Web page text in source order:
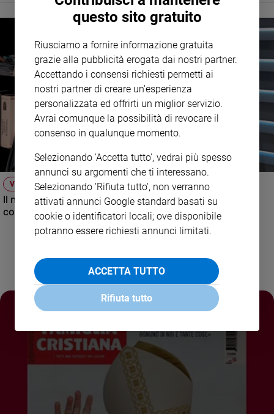
siamo
Contatti
Registrati
Redazione
VIDEO
Il nuovo numero di Famiglia Cristiana raccontato dal
condirettore.
questo sito gratuito
Riusciamo a fornire informazione gratuita
grazie alla pubblicità erogata dai nostri partner.
Accettando i consensi richiesti permetti ai
nostri partner di creare un'esperienza
personalizzata ed offrirti un miglior servizio.
Avrai comunque la possibilità di revocare il
consenso in qualunque momento.
Selezionando 'Accetta tutto', vedrai più spesso
annunci su argomenti che ti interessano.
Selezionando 'Rifiuta tutto', non verranno
attivati annunci Google standard basati su
cookie o identificatori locali; ove disponibile
potranno essere richiesti annunci limitati.
ACCETTA TUTTO
Rifiuta tutto